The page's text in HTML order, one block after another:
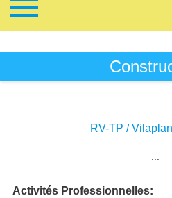
RV-TP /
...
Activités Professionnelles